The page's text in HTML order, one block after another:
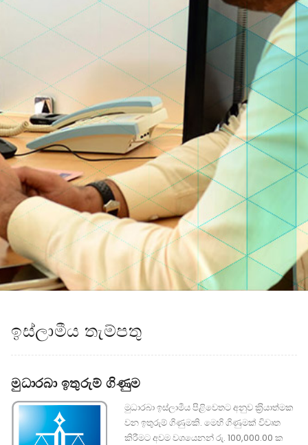
ඉස්ලාමීය තැම්පතු
මුධාරබා ඉතුරුම් ගිණුම
මුධාරබා ඉස්ලාමීය පිළිවෙතට අනුව ක‍්‍රියාත්මක
වන ඉතුරුම් ගිණුමකි. මෙහි ගිණුමක් විවෘත
කිරීමට අවම වශයෙනන් රු. 100,000.00 ක